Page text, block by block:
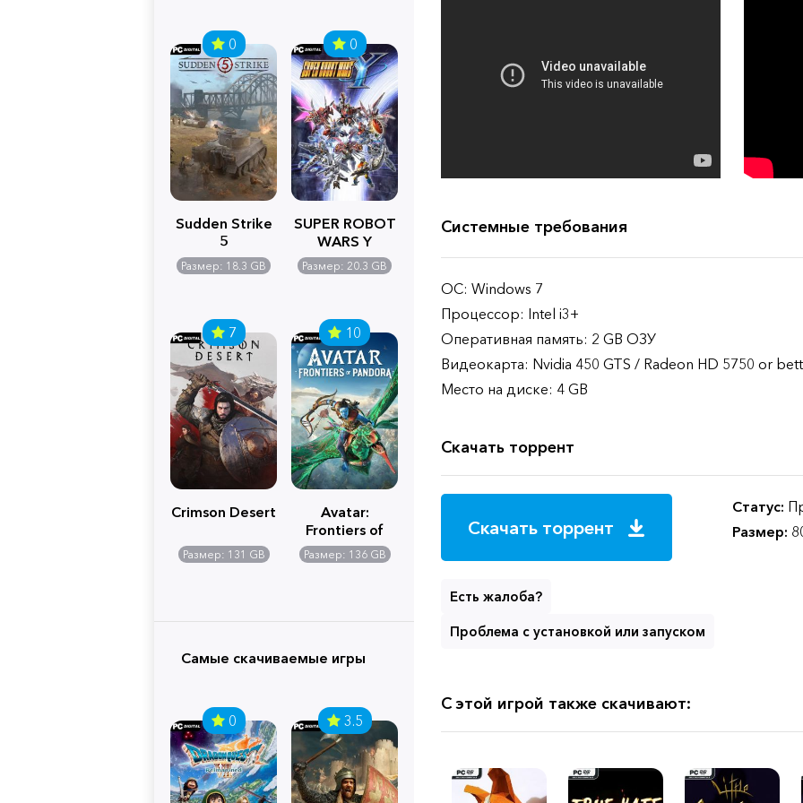
0
Sudden Strike
5
Размер: 18.3 GB
0
SUPER ROBOT
WARS Y
Размер: 20.3 GB
7
Crimson Desert
Размер: 131 GB
10
Avatar:
Frontiers of
Pandora
Размер: 136 GB
Самые скачиваемые игры
0 3.5
Системные требования
ОС: Windows 7
Процессор: Intel i3+
Оперативная память: 2 GB ОЗУ
Видеокарта: Nvidia 450 GTS / Radeon HD 5750 or
Место на диске: 4 GB
Скачать торрент
Скачать торрент
Статус:
Размер:
Есть жалоба?
Проблема с установкой или запуском
С этой игрой также скачивают: